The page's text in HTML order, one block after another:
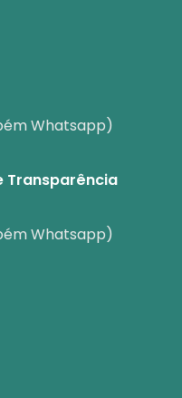
Whatsapp)
Transparência
Whatsapp)